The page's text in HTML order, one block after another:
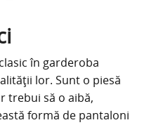
în garderoba
lor. Sunt o piesă
trebui să o aibă,
formă de pantaloni